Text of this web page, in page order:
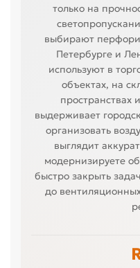
только на
выбирают
Петербурге и
используют в
объектах, на
пространствах
выдерживает
организовать
выглядит
модернизируете
быстро закрыть
до